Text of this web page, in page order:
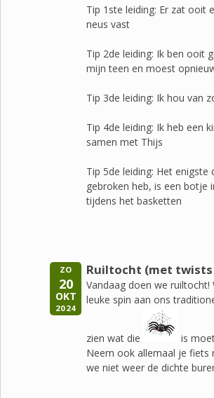
Tip 1ste leiding: Er zat ooit
neus vast
Tip 2de leiding: Ik ben ooit
mijn teen en moest
Tip 3de leiding: Ik hou van
Tip 4de leiding: Ik heb een
samen met Thijs
Tip 5de leiding: Het enigste
gebroken heb, is een botje
tijdens het basketten
ZO
20
OKT
2024
Ruiltocht (met twists
Vandaag doen we ruiltocht!
leuke spin aan ons
zien wat die
is
Neem ook allemaal je fiets
we niet weer de dichte